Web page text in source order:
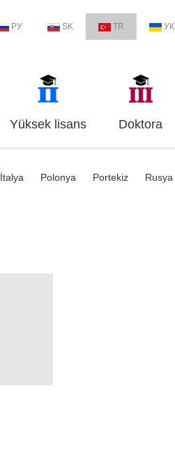
РУ SK TR УК
Yüksek lisans Doktora
İtalya Polonya Portekiz Rusya